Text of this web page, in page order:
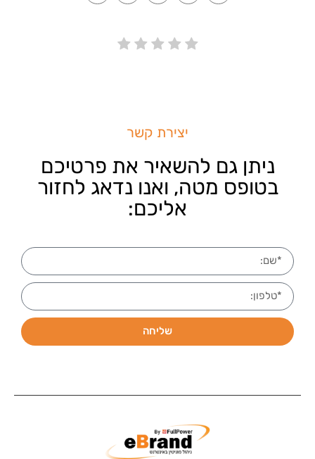
יצירת קשר
ניתן גם להשאיר את פרטיכם
בטופס מטה, ואנו נדאג לחזור
אליכם:
שליחה